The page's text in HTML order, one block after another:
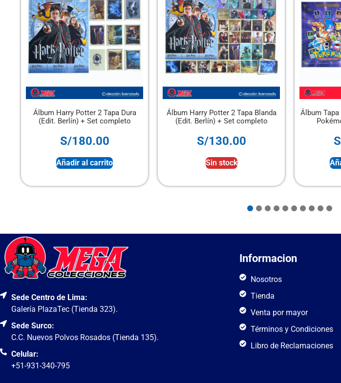
Álbum Harry Potter 2 Tapa Dura
(Edit. Berlín) + Set completo
S/180.00
Añadir al carrito
Álbum Harry Potter 2 Tapa Blanda
(Edit. Berlín) + Set completo
S/130.00
Sin stock
Álbum
Sede Centro de Lima:
Galería PlazaTec (Tienda 323).
Sede Surco:
C.C. Nuevos Polvos Rosados (Tienda 135).
Celular:
+51-931-340-795
Informacion
Nosotros
Tienda
Venta por mayor
Términos y Condiciones
Libro de Reclamaciones